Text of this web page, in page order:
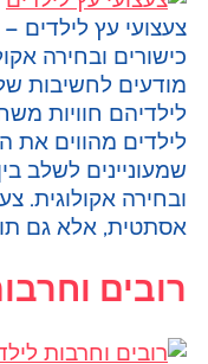
עץ לילדים –
ובחירה
לחשיבות של
חוויות משחק
מהווים את
לשלב בין
אקולוגית.
אלא גם